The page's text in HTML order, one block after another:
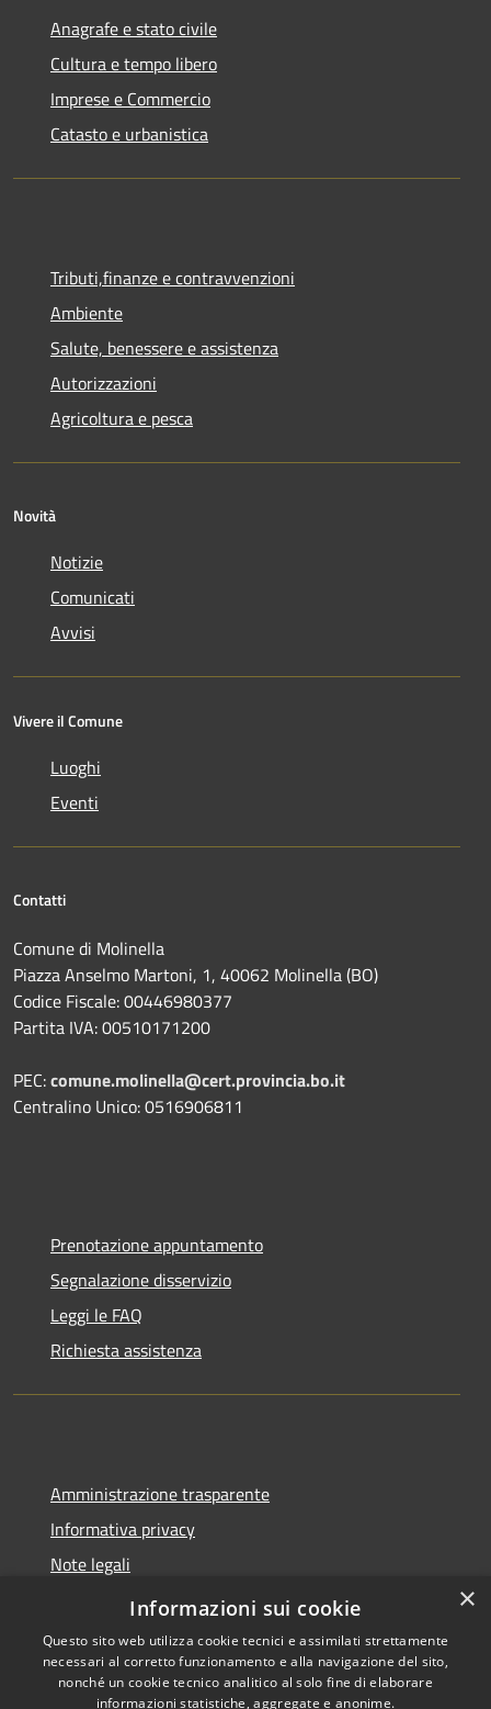
Anagrafe e stato civile
Cultura e tempo libero
Imprese e Commercio
Catasto e urbanistica
Tributi,finanze e contravvenzioni
Ambiente
Salute, benessere e assistenza
Autorizzazioni
Agricoltura e pesca
Novità
Notizie
Comunicati
Avvisi
Vivere il Comune
Luoghi
Eventi
Contatti
Comune di Molinella
Piazza Anselmo Martoni, 1, 40062 Molinella (BO)
Codice Fiscale: 00446980377
Partita IVA: 00510171200
PEC:comune.molinella@cert.provincia.bo.it
Centralino Unico: 0516906811
Prenotazione appuntamento
Segnalazione disservizio
Leggi le FAQ
Richiesta assistenza
Amministrazione trasparente
Informativa privacy
Note legali
Dichiarazione di accessibilità
×
Informazioni sui cookie
Questo sito web utilizza cookie tecnici e assimilati strettamente
necessari al corretto funzionamento e alla navigazione del sito,
nonché un cookie tecnico analitico al solo fine di elaborare
informazioni statistiche, aggregate e anonime.